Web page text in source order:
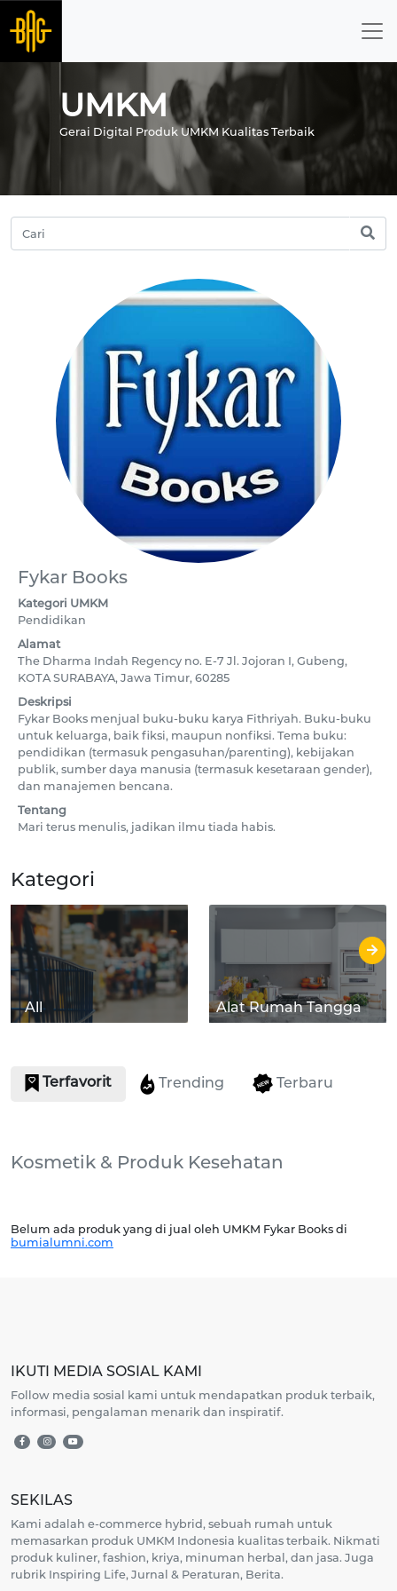
UMKM
Gerai Digital Produk UMKM Kualitas Terbaik
Fykar Books
Kategori UMKM
Pendidikan
Alamat
The Dharma Indah Regency no. E-7 Jl. Jojoran I, Gubeng,
KOTA SURABAYA, Jawa Timur, 60285
Deskripsi
Fykar Books menjual buku-buku karya Fithriyah. Buku-buku
untuk keluarga, baik fiksi, maupun nonfiksi. Tema buku:
pendidikan (termasuk pengasuhan/parenting), kebijakan
publik, sumber daya manusia (termasuk kesetaraan gender),
dan manajemen bencana.
Tentang
Mari terus menulis, jadikan ilmu tiada habis.
Kategori
All Alat Rumah Tangga
Terfavorit Trending Terbaru
Kosmetik & Produk Kesehatan
Belum ada produk yang di jual oleh UMKM Fykar Books di
bumialumni.com
IKUTI MEDIA SOSIAL KAMI
Follow media sosial kami untuk mendapatkan produk terbaik,
informasi, pengalaman menarik dan inspiratif.
SEKILAS
Kami adalah e-commerce hybrid, sebuah rumah untuk
memasarkan produk UMKM Indonesia kualitas terbaik. Nikmati
produk kuliner, fashion, kriya, minuman herbal, dan jasa. Juga
rubrik Inspiring Life, Jurnal & Peraturan, Berita.